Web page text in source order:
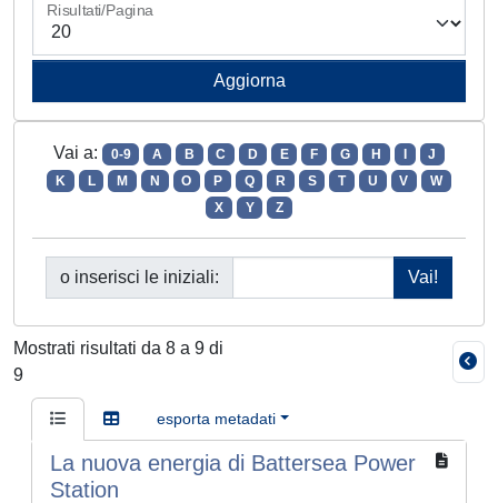
Risultati/Pagina
Vai a: 0-9 A B C D E F G H
J
K
L M N O P Q R S T U V
W
X
Y Z
o inserisci le iniziali:
Mostrati risultati da 8 a 9 di
9
esporta metadati
La nuova energia di Battersea Power
Station